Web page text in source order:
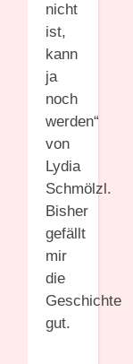
nicht
ist,
kann
ja
noch
werden“
von
Lydia
Schmölzl.
Bisher
gefällt
mir
die
Geschichte
gut.